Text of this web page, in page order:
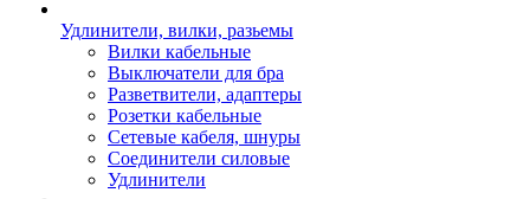
Удлинители, вилки, разьемы
Вилки кабельные
Выключатели для бра
Разветвители, адаптеры
Розетки кабельные
Сетевые кабеля, шнуры
Соединители силовые
Удлинители